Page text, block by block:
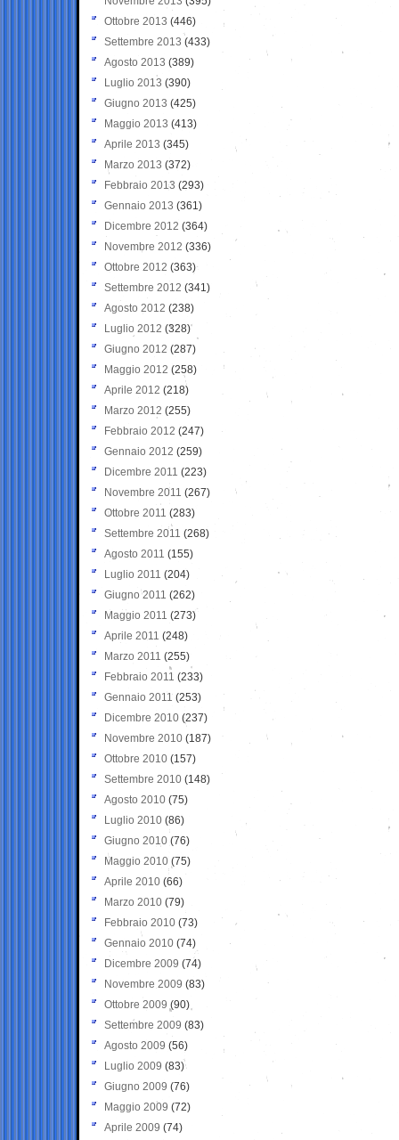
Ottobre 2013 (446)
Settembre 2013 (433)
Agosto 2013 (389)
Luglio 2013 (390)
Giugno 2013 (425)
Maggio 2013 (413)
Aprile 2013 (345)
Marzo 2013 (372)
Febbraio 2013 (293)
Gennaio 2013 (361)
Dicembre 2012 (364)
Novembre 2012 (336)
Ottobre 2012 (363)
Settembre 2012 (341)
Agosto 2012 (238)
Luglio 2012 (328)
Giugno 2012 (287)
Maggio 2012 (258)
Aprile 2012 (218)
Marzo 2012 (255)
Febbraio 2012 (247)
Gennaio 2012 (259)
Dicembre 2011 (223)
Novembre 2011 (267)
Ottobre 2011 (283)
Settembre 2011 (268)
Agosto 2011 (155)
Luglio 2011 (204)
Giugno 2011 (262)
Maggio 2011 (273)
Aprile 2011 (248)
Marzo 2011 (255)
Febbraio 2011 (233)
Gennaio 2011 (253)
Dicembre 2010 (237)
Novembre 2010 (187)
Ottobre 2010 (157)
Settembre 2010 (148)
Agosto 2010 (75)
Luglio 2010 (86)
Giugno 2010 (76)
Maggio 2010 (75)
Aprile 2010 (66)
Marzo 2010 (79)
Febbraio 2010 (73)
Gennaio 2010 (74)
Dicembre 2009 (74)
Novembre 2009 (83)
Ottobre 2009 (90)
Settembre 2009 (83)
Agosto 2009 (56)
Luglio 2009 (83)
Giugno 2009 (76)
Maggio 2009 (72)
Aprile 2009 (74)